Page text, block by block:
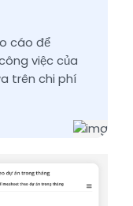
cáo để
việc của
trên chi phí